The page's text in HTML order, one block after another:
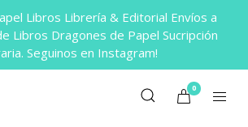
Libros Librería & Editorial Envíos a
Libros Dragones de Papel Sucripción
Seguinos en Instagram!
0